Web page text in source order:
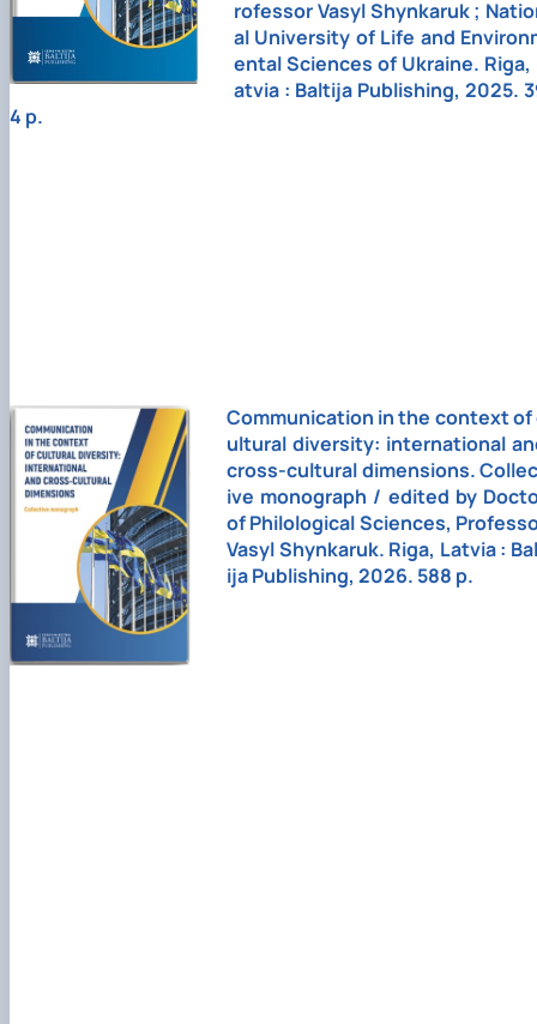
rofessor Vasyl Shynkaruk ;
al University of Life and
ental Sciences of Ukraine. Riga,
atvia : Baltija Publishing, 2025.
4 p.
Сommunication in the context of
ultural diversity: international
cross-cultural dimensions.
ive monograph / edited by
of Philological Sciences,
Vasyl Shynkaruk. Riga, Latvia :
ija Publishing, 2026. 588 p.